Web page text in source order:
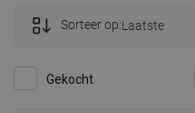
Gekocht
Sorteer op:Laatste